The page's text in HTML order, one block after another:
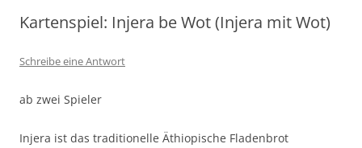
Kartenspiel: Injera be Wot (Injera mit Wot)
Schreibe eine Antwort
ab zwei Spieler
Injera ist das traditionelle Äthiopische Fladenbrot